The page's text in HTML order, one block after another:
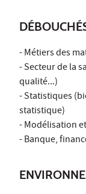
- Métiers des
- Secteur de la
qualité...)
- Statistiques
statistique)
- Modélisation
- Banque,